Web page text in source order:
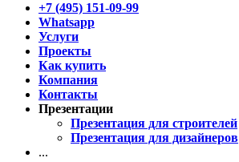
+7 (495) 151-09-99
Whatsapp
Услуги
Проекты
Как купить
Компания
Контакты
Презентации
Презентация для строителей
Презентация для дизайнеров
...